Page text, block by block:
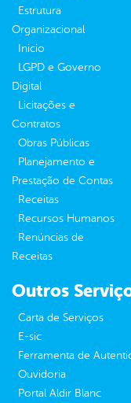
Estrutura
Organizacional
Inicio
LGPD e Governo
Digital
Licitações e
Contratos
Obras Públicas
Planejamento e
Prestação de Contas
Receitas
Recursos Humanos
Renúncias de
Receitas
Outros
Carta de Serviços
E-sic
Ferramenta de
Ouvidoria
Portal Aldir Blanc